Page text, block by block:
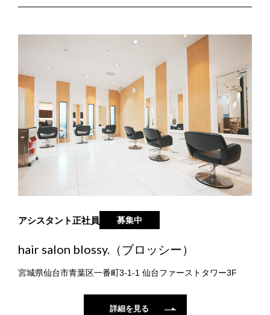
アシスタント正社員 募集中
hair salon blossy.（ブロッシー）
宮城県仙台市青葉区一番町3-1-1 仙台ファーストタワー3F
詳細を見る